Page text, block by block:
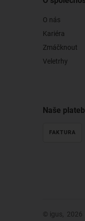
O nás
Kariéra
Zmáčknout
Veletrhy
Naše
FAKTURA
© igus, 2026